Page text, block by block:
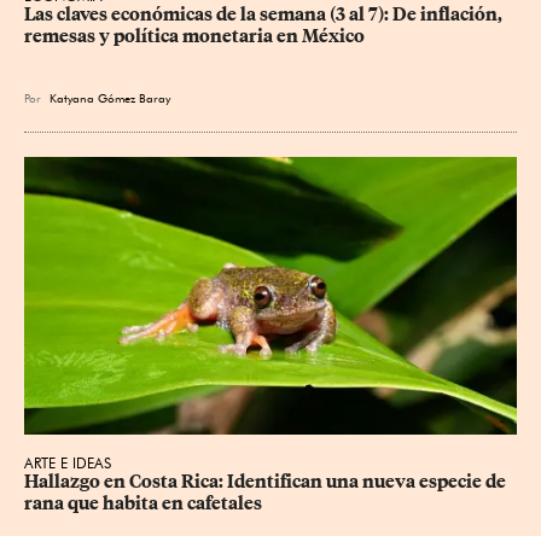
Las claves económicas de la semana (3 al 7): De inflación,
remesas y política monetaria en México
Por Katyana Gómez Baray
ARTE E IDEAS
Hallazgo en Costa Rica: Identifican una nueva especie de
rana que habita en cafetales